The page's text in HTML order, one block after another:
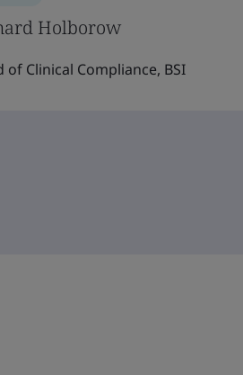
Holborow
of Clinical Compliance, BSI